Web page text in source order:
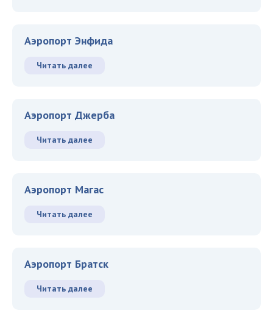
Аэропорт Энфида
Читать далее
Аэропорт Джерба
Читать далее
Аэропорт Магас
Читать далее
Аэропорт Братск
Читать далее